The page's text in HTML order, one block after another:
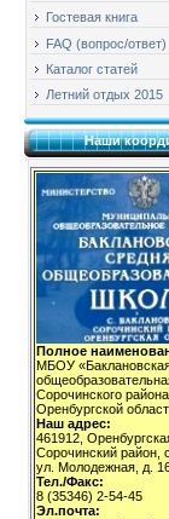
Гостевая книга
FAQ (вопрос/ответ)
Каталог статей
Летний отдых 2015
Наши
Полное
МБОУ
Сорочинского района
Оренбургской
Наш адрес:
461912,
Сорочинский район,
ул. Молодежная, д.
Тел./Факс:
8 (35346) 2-54-45
Эл.почта: